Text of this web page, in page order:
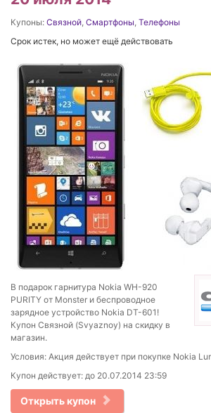
Купоны: Связной Смартфоны Телефоны
Срок истек, но может ещё действовать
В подарок гарнитура Nokia WH-920
PURITY от Monster и беспроводное
зарядное устройство Nokia DT-601!
Купон Связной (Svyaznoy) на скидку в
магазин.
Условия: Акция действует при покупке Nokia
Купон действует: до 20.07.2014 23:59
Открыть купон